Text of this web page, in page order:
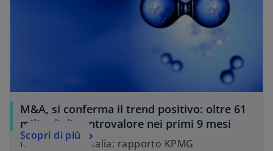
M&A, si conferma il trend positivo: oltre 61
miliardi di controvalore nei primi 9 mesi
Mercato M&A Italia: rapporto KPMG
Scopri di più